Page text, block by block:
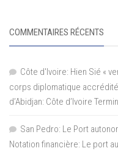
COMMENTAIRES RÉCENTS
Côte d'Ivoire: Hien Sié «
corps diplomatique
d’Abidjan: Côte d’Ivoire
San Pedro: Le Port
Notation financière: Le port